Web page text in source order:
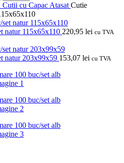
Cutii cu Capac Atasat Cutie
natur 115x65x110 220,95 lei cu TVA
natur 203x99x59 153,07 lei cu TVA